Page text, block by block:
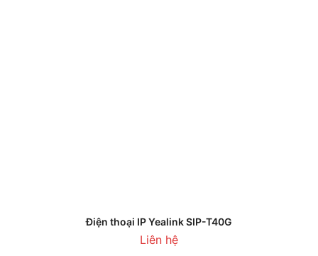
Điện thoại IP Yealink SIP-T40G
Liên hệ